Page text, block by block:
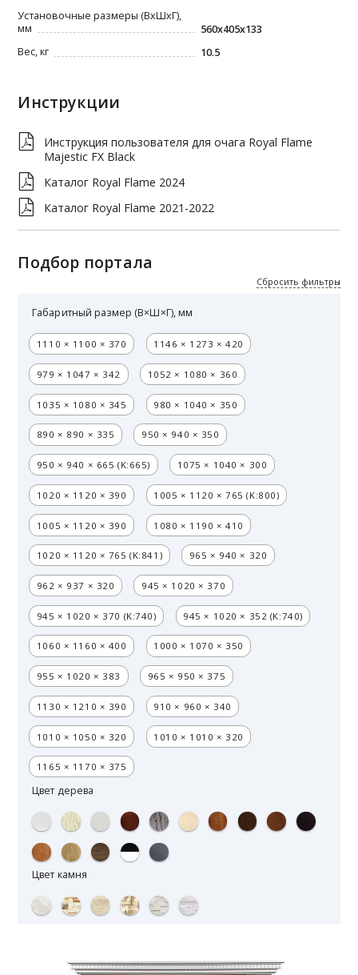
Установочные размеры (ВхШхГ),
мм
560x405x133
Вес, кг
10.5
Инструкции
Инструкция пользователя для очага Royal Flame
Majestic FX Black
Каталог Royal Flame 2024
Каталог Royal Flame 2021-2022
Подбор портала
Габаритный размер (В×Ш×Г), мм
1110 × 1100 × 370 1146 × 1273 × 420
979 × 1047 × 342 1052 × 1080 × 360
1035 × 1080 × 345 980 × 1040 × 350
890 × 890 × 335 950 × 940 × 350
950 × 940 × 665 (K:665) 1075 × 1040 × 300
1020 × 1120 × 390 1005 × 1120 × 765 (K:800)
1005 × 1120 × 390 1080 × 1190 × 410
1020 × 1120 × 765 (K:841) 965 × 940 × 320
962 × 937 × 320 945 × 1020 × 370
945 × 1020 × 370 (K:740) 945 × 1020 × 352 (K:740)
1060 × 1160 × 400 1000 × 1070 × 350
955 × 1020 × 383 965 × 950 × 375
1130 × 1210 × 390 910 × 960 × 340
1010 × 1050 × 320 1010 × 1010 × 320
1165 × 1170 × 375
Цвет дерева
Цвет камня
Сбросить фильтры